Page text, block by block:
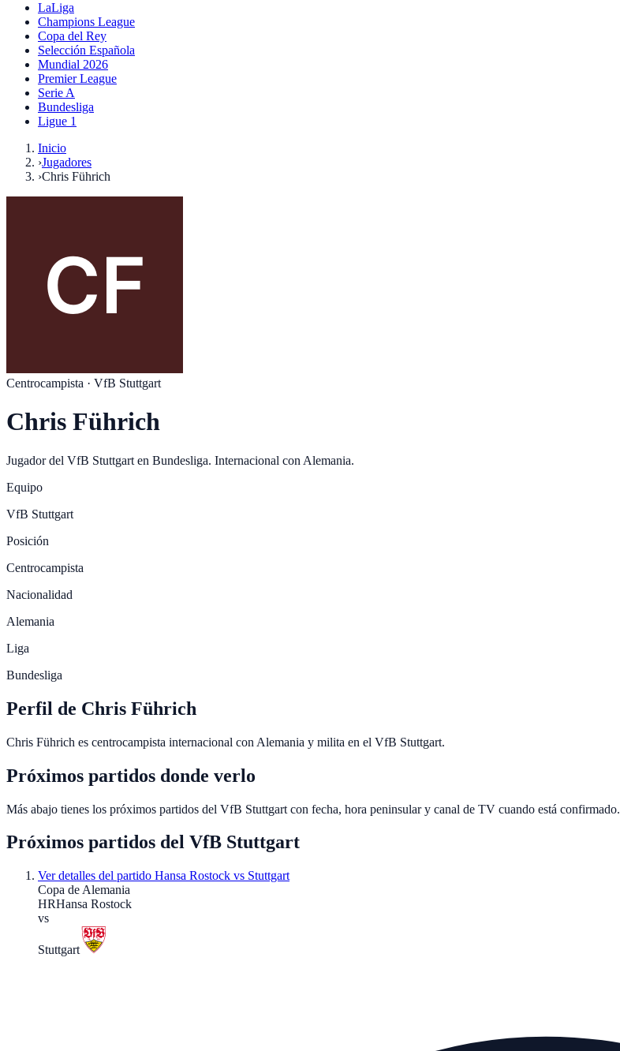
LaLiga
Champions League
Copa del Rey
Selección Española
Mundial 2026
Premier League
Serie A
Bundesliga
Ligue 1
Inicio
›Jugadores
›Chris Führich
Centrocampista · VfB Stuttgart
Chris Führich
Jugador del VfB Stuttgart en Bundesliga. Internacional con Alemania.
Equipo
VfB Stuttgart
Posición
Centrocampista
Nacionalidad
Alemania
Liga
Bundesliga
Perfil de Chris Führich
Chris Führich es centrocampista internacional con Alemania y milita en el VfB Stuttgart.
Próximos partidos donde verlo
Más abajo tienes los próximos partidos del VfB Stuttgart con fecha, hora peninsular y canal de TV cuando está confirmado.
Próximos partidos del VfB Stuttgart
Ver detalles del partido Hansa Rostock vs Stuttgart
Copa de Alemania
HRHansa Rostock
vs
Stuttgart